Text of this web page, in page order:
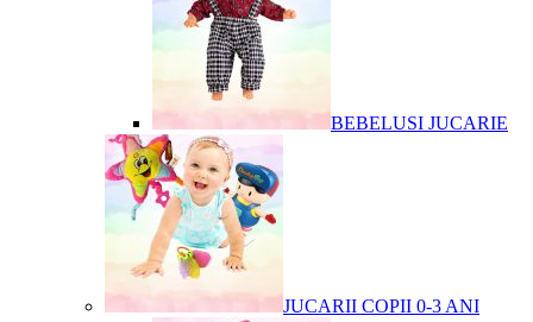
BEBELUSI JUCARIE
JUCARII COPII 0-3 ANI